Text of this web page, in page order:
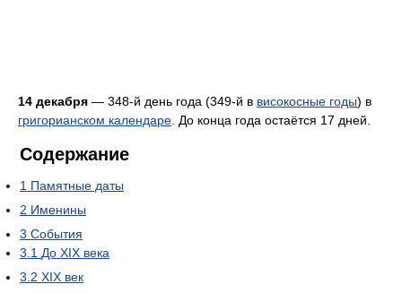
14 декабря — 348-й день года (349-й в високосные годы) в
григорианском календаре . До конца года остаётся 17 дней.
Содержание
1 Памятные даты
2 Именины
3 События
3.1 До XIX века
3.2 XIX век